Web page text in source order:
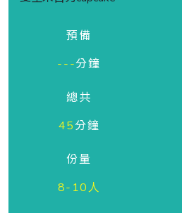
預備
---分鐘
總共
45分鐘
份量
8-10人